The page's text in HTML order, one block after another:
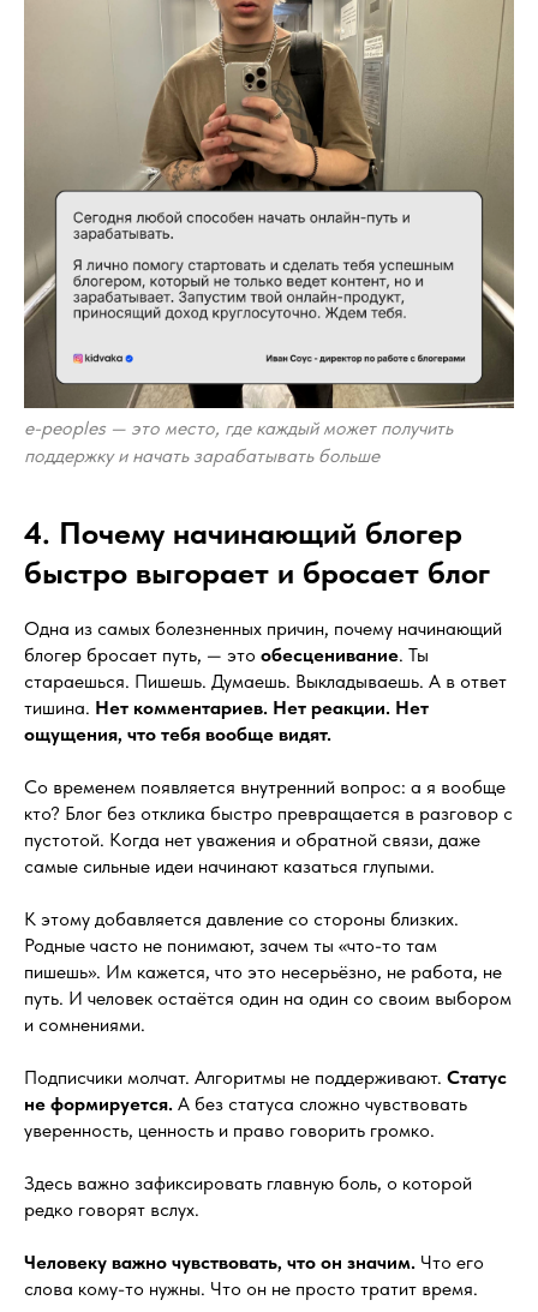
e-peoples — это место, где каждый может получить
поддержку и начать зарабатывать больше
4. Почему начинающий блогер
быстро выгорает и бросает блог
Одна из самых болезненных причин, почему начинающий
блогер бросает путь, — это обесценивание. Ты
стараешься. Пишешь. Думаешь. Выкладываешь. А в ответ
тишина. Нет комментариев. Нет реакции. Нет
ощущения, что тебя вообще видят.
Со временем появляется внутренний вопрос: а я вообще
кто? Блог без отклика быстро превращается в разговор с
пустотой. Когда нет уважения и обратной связи, даже
самые сильные идеи начинают казаться глупыми.
К этому добавляется давление со стороны близких.
Родные часто не понимают, зачем ты «что-то там
пишешь». Им кажется, что это несерьёзно, не работа, не
путь. И человек остаётся один на один со своим выбором
и сомнениями.
Подписчики молчат. Алгоритмы не поддерживают. Статус
не формируется. А без статуса сложно чувствовать
уверенность, ценность и право говорить громко.
Здесь важно зафиксировать главную боль, о которой
редко говорят вслух.
Человеку важно чувствовать, что он значим. Что его
слова кому-то нужны. Что он не просто тратит время.